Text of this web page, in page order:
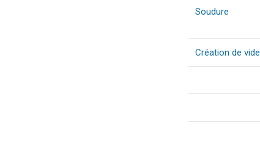
Soudure
Création de vide